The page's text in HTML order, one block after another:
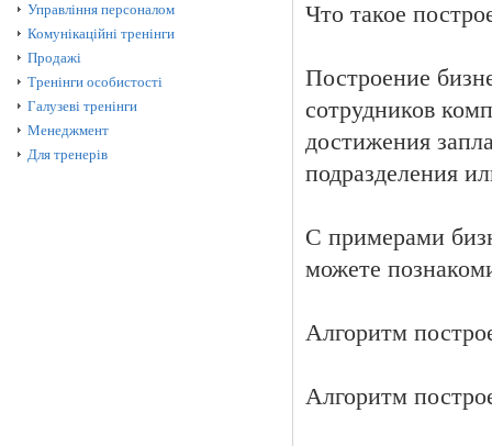
Управління персоналом
Комунікаційні тренінги
Продажі
Тренінги особистості
Галузеві тренінги
Менеджмент
Для тренерів
Что такое
Построение
сотрудников
достижения
подразделения
С примерами
можете
Алгоритм
Алгоритм